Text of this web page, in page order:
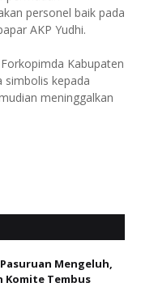
personel baik pada
AKP Yudhi.
Kabupaten
simbolis kepada
meninggalkan
Mengeluh,
Komite Tembus